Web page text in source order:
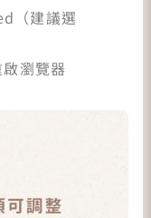
（建議選
瀏覽器